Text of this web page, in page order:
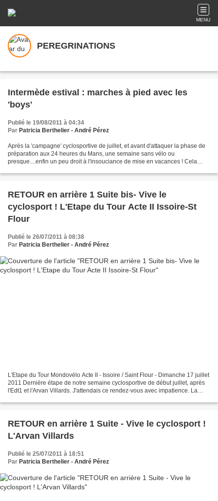
MENU
PEREGRINATIONS
Intermède estival : marches à pied avec les
'boys'
Publié le 19/08/2011 à 04:34
Par Patricia Berthelier - André Pérez
Après la 'campagne' cyclosportive de juillet, et avant d'attaquer la phase de
préparation aux 24 heures du Mans, une semaine sans vélo ou
presque....enfin un peu droit à l'insouciance de mise en vacances ! Cela
RETOUR en arrière 1 Suite bis- Vive le
cyclosport ! L'Etape du Tour Acte II Issoire-St
Flour
Publié le 26/07/2011 à 08:38
Par Patricia Berthelier - André Pérez
L'Etape du Tour Mondovélo Acte II - Issoire / Saint Flour - Dimanche 17 juillet
2011 Dernière étape de notre semaine cyclosportive de début juillet, après
l'Edt1 et l'Arvan Villards. J'attendais ce rendez-vous avec impatience. La
RETOUR en arrière 1 Suite - Vive le cyclosport !
L'Arvan Villards
Publié le 25/07/2011 à 18:51
Par Patricia Berthelier - André Pérez